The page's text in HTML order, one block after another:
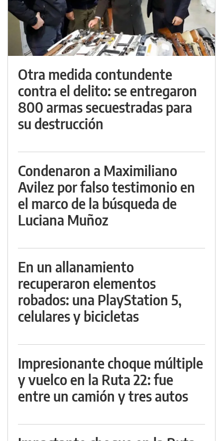
Otra medida contundente
contra el delito: se entregaron
800 armas secuestradas para
su destrucción
Condenaron a Maximiliano
Avilez por falso testimonio en
el marco de la búsqueda de
Luciana Muñoz
En un allanamiento
recuperaron elementos
robados: una PlayStation 5,
celulares y bicicletas
Impresionante choque múltiple
y vuelco en la Ruta 22: fue
entre un camión y tres autos